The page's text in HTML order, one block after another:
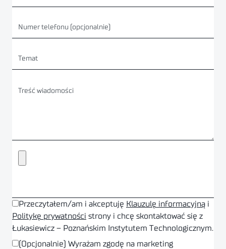
Przeczytałem/am i akceptuję Klauzulę informacyjną i
Politykę prywatności strony i chcę skontaktować się z
Łukasiewicz – Poznańskim Instytutem Technologicznym.
(Opcjonalnie) Wyrażam zgodę na marketing